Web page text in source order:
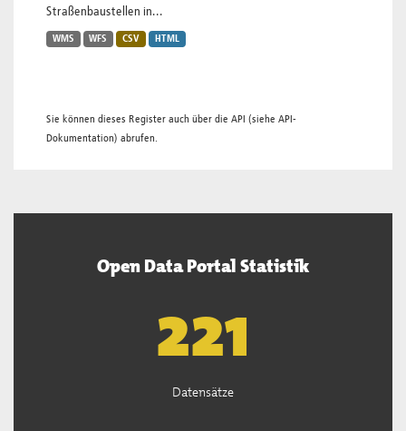
Straßenbaustellen in...
WMS WFS CSV HTML
Sie können dieses Register auch über die API (siehe API-
Dokumentation) abrufen.
Open Data Portal Statistik
222
Datensätze